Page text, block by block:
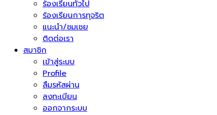
ร้องเรียนทั่วไป
ร้องเรียนการทุจริต
แนะนำ/ชมเชย
ติดต่อเรา
สมาชิก
เข้าสู่ระบบ
Profile
ลืมรหัสผ่าน
ลงทะเบียน
ออกจากระบบ